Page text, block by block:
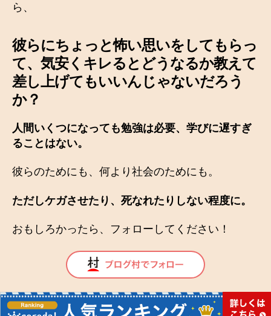
ら、
彼らにちょっと怖い思いをしてもらっ
て、気安くキレるとどうなるか教えて
差し上げてもいいんじゃないだろう
か？
人間いくつになっても勉強は必要、学びに遅すぎ
ることはない。
彼らのためにも、何より社会のためにも。
ただしケガさせたり、死なれたりしない程度に。
おもしろかったら、フォローしてください！